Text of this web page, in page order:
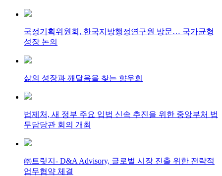
국정기획위원회, 한국지방행정연구원 방문… 국가균형
성장 논의
삶의 성장과 깨달음을 찾는 향우회
법제처, 새 정부 주요 입법 신속 추진을 위한 중앙부처 법
무담당관 회의 개최
㈜트릿지- D&A Advisory, 글로벌 시장 진출 위한 전략적
업무협약 체결